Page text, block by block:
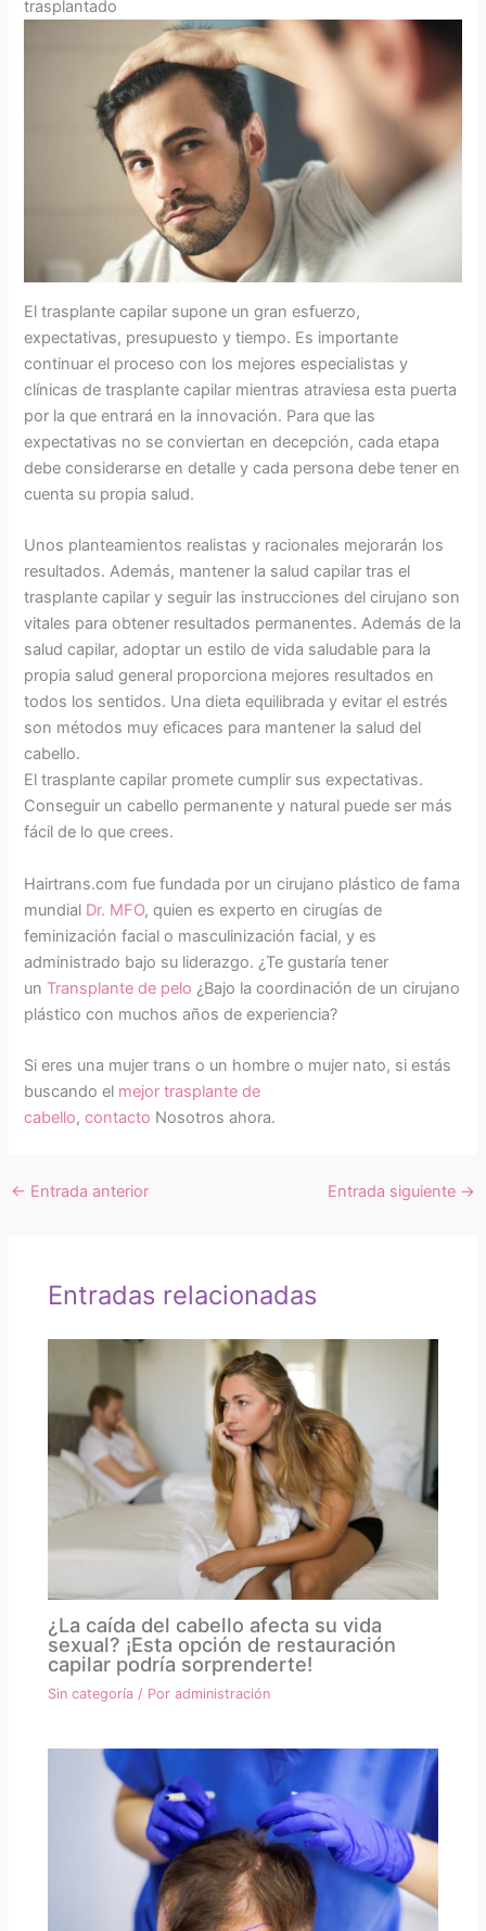
trasplantado
El trasplante capilar supone un gran esfuerzo,
expectativas, presupuesto y tiempo. Es importante
continuar el proceso con los mejores especialistas y
clínicas de trasplante capilar mientras atraviesa esta puerta
por la que entrará en la innovación. Para que las
expectativas no se conviertan en decepción, cada etapa
debe considerarse en detalle y cada persona debe tener en
cuenta su propia salud.
Unos planteamientos realistas y racionales mejorarán los
resultados. Además, mantener la salud capilar tras el
trasplante capilar y seguir las instrucciones del cirujano son
vitales para obtener resultados permanentes. Además de la
salud capilar, adoptar un estilo de vida saludable para la
propia salud general proporciona mejores resultados en
todos los sentidos. Una dieta equilibrada y evitar el estrés
son métodos muy eficaces para mantener la salud del
cabello.
El trasplante capilar promete cumplir sus expectativas.
Conseguir un cabello permanente y natural puede ser más
fácil de lo que crees.
Hairtrans.com fue fundada por un cirujano plástico de fama
mundial Dr. MFO, quien es experto en cirugías de
feminización facial o masculinización facial, y es
administrado bajo su liderazgo. ¿Te gustaría tener
unTransplante de pelo ¿Bajo la coordinación de un cirujano
plástico con muchos años de experiencia?
Si eres una mujer trans o un hombre o mujer nato, si estás
buscando el mejor trasplante de
cabello,contacto Nosotros ahora.
← Entrada anterior Entrada siguiente →
Entradas relacionadas
¿La caída del cabello afecta su vida
sexual? ¡Esta opción de restauración
capilar podría sorprenderte!
Sin categoría / Poradministración